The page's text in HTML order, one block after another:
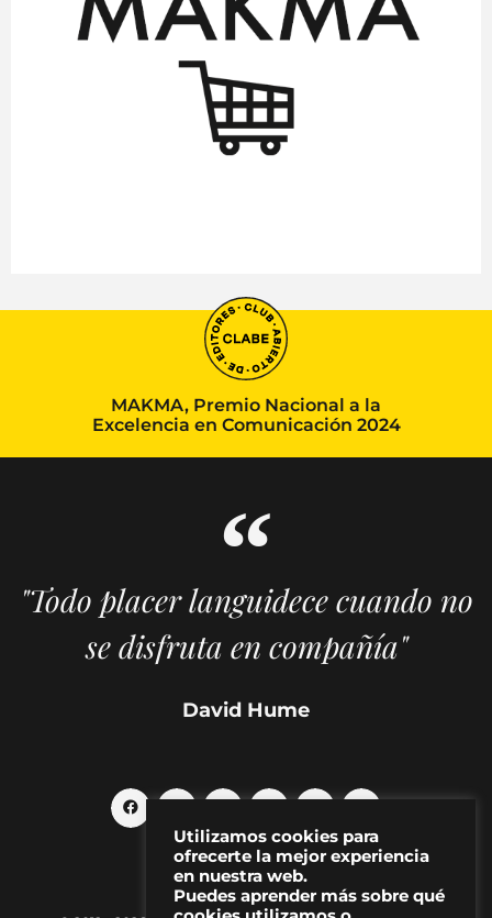
MAKMA, Premio Nacional a la
Excelencia en Comunicación 2024
"Todo placer languidece cuando no
se disfruta en compañía"
David Hume
Utilizamos cookies para
ofrecerte la mejor experiencia
en nuestra web.
Puedes aprender más sobre qué